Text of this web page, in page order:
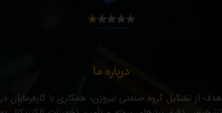
درباره ما
هدف از تشکیل گروه صنعتی نیروژن، همکاری با کارفرمایان در